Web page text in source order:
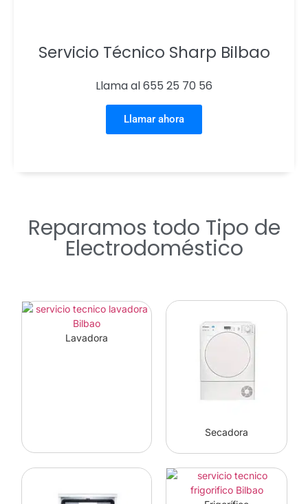
Servicio Técnico Sharp Bilbao
Llama al 655 25 70 56
Llamar ahora
Reparamos todo Tipo de
Electrodoméstico
Lavadora
Secadora